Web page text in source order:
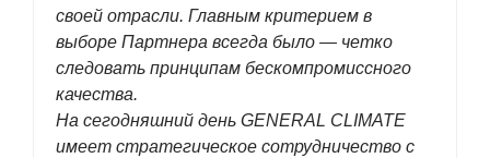
своей отрасли. Главным критерием в
выборе Партнера всегда было — четко
следовать принципам бескомпромиссного
качества.
На сегодняшний день GENERAL CLIMATE
имеет стратегическое сотрудничество с